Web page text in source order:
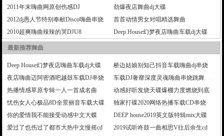
2011年末嗨曲网原创伤感DJ
劲爆夜店舞曲dj大碟
2012dj愚人节特别奉献Disco嗨曲串烧
首首动情男女对唱精选舞曲
2010超爽嗨曲辣辣的哭DJU8
Deep House幻梦夜店嗨曲车载dj大碟
最新推荐舞曲
Deep House幻梦夜店嗨曲车载dj大碟
桥边姑娘别知己抖音车载嗨曲dj串烧
夜店嗨曲迈阿密酒吧越鼓车载DJ串烧
车载DJ奢靡深度灵魂嗨曲串烧跳舞大碟
热播情感草原专辑一人一首成名曲
动感好听发烧天碟爆棚力度燃烧到底
忧伤女人心极品8D全景丽音车载大碟
独家打碟2020网络热播车载CD串烧
你的爱情我不能接受动感中文大蝶
DEEP house2019英文版特辑mix大碟
爱过了也伤过了都市大热中文慢摇cd
2019试听咚鼓一曲相思V往后余生cd